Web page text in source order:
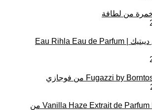
من لطافة
عطر رحلة من ديبتيك | Eau Rihla Eau de Parfum
عطر Vanilla Haze Extrait de Parfum Fugazzi من